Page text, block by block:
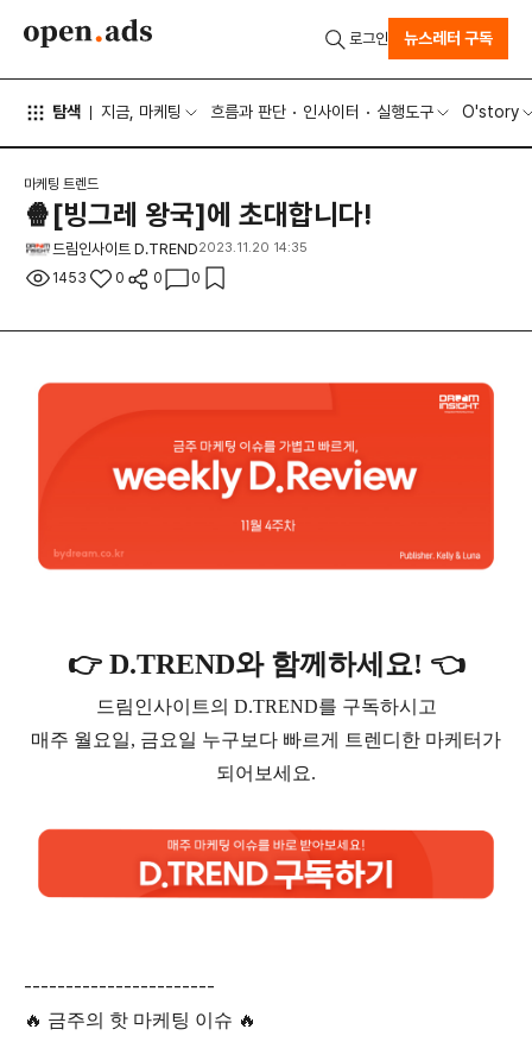
탐색 지금, 마케팅 흐름과 판단 인사이터 실행도구 O'story
로그인 뉴스레터 구독
마케팅 트렌드
🍿[빙그레 왕국]에 초대합니다!
드림인사이트 D.TREND2023.11.20 14:35
1453 0 0 0
👉 D.TREND와 함께하세요! 👈
드림인사이트의 D.TREND를 구독하시고
매주 월요일, 금요일 누구보다 빠르게 트렌디한 마케터가
되어보세요.
-----------------------
🔥 금주의 핫 마케팅 이슈 🔥